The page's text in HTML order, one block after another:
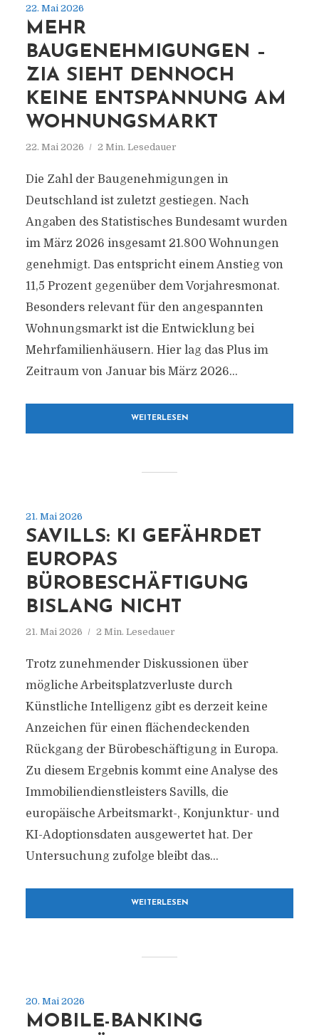
22. Mai 2026
MEHR
BAUGENEHMIGUNGEN –
ZIA SIEHT DENNOCH
KEINE ENTSPANNUNG AM
WOHNUNGSMARKT
22. Mai 2026 2 Min. Lesedauer
Die Zahl der Baugenehmigungen in
Deutschland ist zuletzt gestiegen. Nach
Angaben des Statistisches Bundesamt wurden
im März 2026 insgesamt 21.800 Wohnungen
genehmigt. Das entspricht einem Anstieg von
11,5 Prozent gegenüber dem Vorjahresmonat.
Besonders relevant für den angespannten
Wohnungsmarkt ist die Entwicklung bei
Mehrfamilienhäusern. Hier lag das Plus im
Zeitraum von Januar bis März 2026...
WEITERLESEN
21. Mai 2026
SAVILLS: KI GEFÄHRDET
EUROPAS
BÜROBESCHÄFTIGUNG
BISLANG NICHT
21. Mai 2026 2 Min. Lesedauer
Trotz zunehmender Diskussionen über
mögliche Arbeitsplatzverluste durch
Künstliche Intelligenz gibt es derzeit keine
Anzeichen für einen flächendeckenden
Rückgang der Bürobeschäftigung in Europa.
Zu diesem Ergebnis kommt eine Analyse des
Immobiliendienstleisters Savills, die
europäische Arbeitsmarkt-, Konjunktur- und
KI-Adoptionsdaten ausgewertet hat. Der
Untersuchung zufolge bleibt das...
WEITERLESEN
20. Mai 2026
MOBILE-BANKING